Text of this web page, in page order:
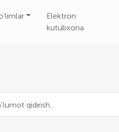
Elektron
kutubxona